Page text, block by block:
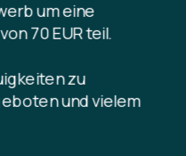
70 EUR teil.
und vielem